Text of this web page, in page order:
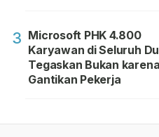
3 Microsoft PHK 4.800
Karyawan di Seluruh
Tegaskan Bukan
Gantikan Pekerja